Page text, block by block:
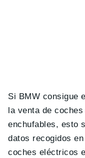
Si BMW consigue
la venta de
enchufables, esto
datos recogidos
coches eléctricos